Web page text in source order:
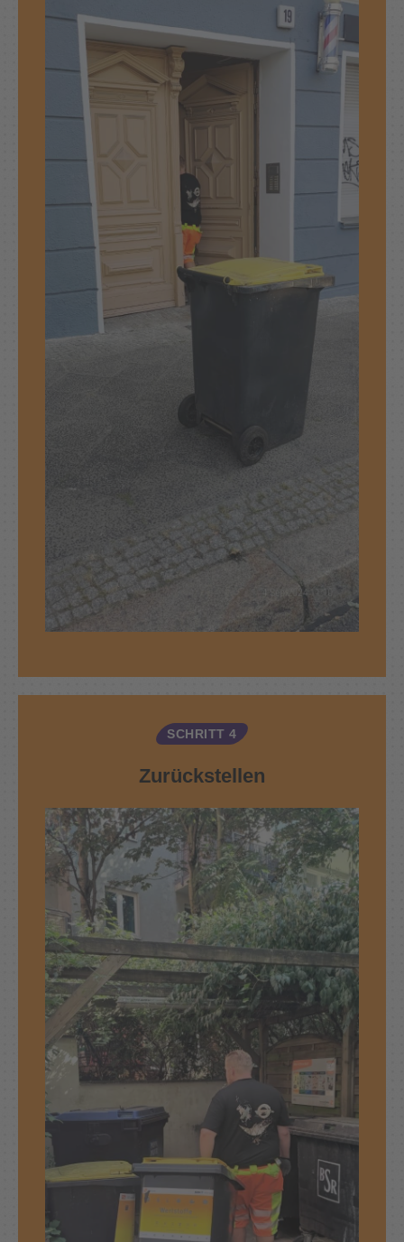
SCHRITT 4
Zurückstellen